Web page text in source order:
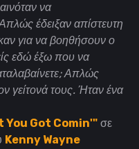
να
έδειξαν απίστευτη
για να βοηθήσουν ο
εδώ έξω που να
Απλώς
γείτονά τους. Ήταν ένα
You Got Comin'" σε
Kenny Wayne